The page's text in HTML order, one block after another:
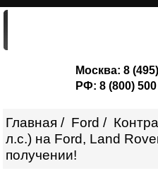
Москва: 8
РФ: 8 (800)
Главная Ford
л.с.) на Ford, Land
получении!